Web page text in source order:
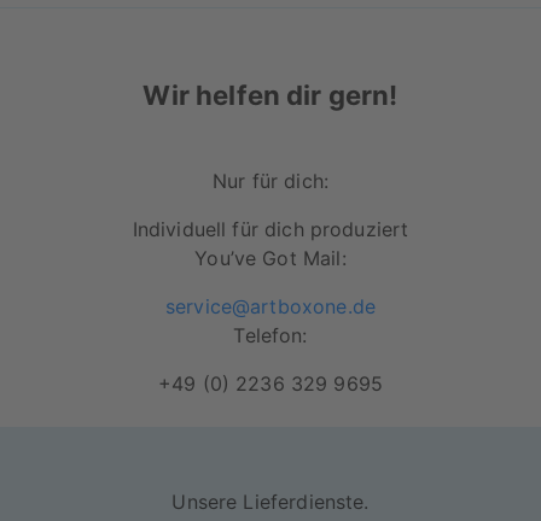
Besonders lichtbeständiges Papier für
Rahmen in schwarz und weiß erhältlich
Robuste Acrylglasscheibe zum Schutz
deines Lieblingsposters
Motiv wird durch den Rahmen und die
rückseitige Versiegelung vor Staub und
Wir helfen dir gern!
Nur für dich:
Individuell für dich produziert
You’ve Got Mail:
service@artboxone.de
Telefon:
+49 (0) 2236 329 9695
Unsere Lieferdienste.